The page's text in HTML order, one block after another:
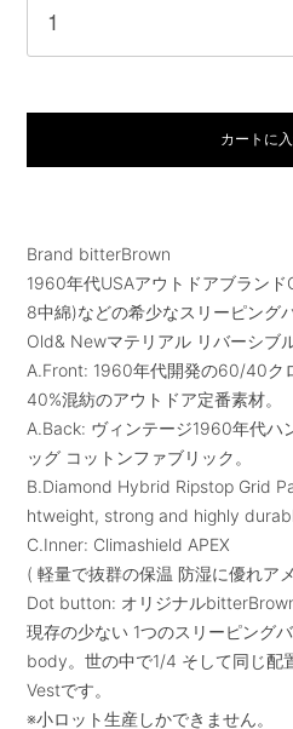
カートに
Brand bitterBrown
1960年代USAアウトドアブラン
8中綿)などの希少なスリーピング
Old& Newマテリアル リバーシブ
A.Front: 1960年代開発の60/40ク
40%混紡のアウトドア定番素材。
A.Back: ヴィンテージ1960年代ハ
ッグ コットンファブリック。
B.Diamond Hybrid Ripstop Grid
htweight, strong and highly
C.Inner: Climashield APEX
( 軽量で抜群の保温 防湿に優れア
Dot button: オリジナル
現存の少ない 1つのスリーピング
body。世の中で1/4 そして同じ配
Vestです。
※小ロット生産しかできません。